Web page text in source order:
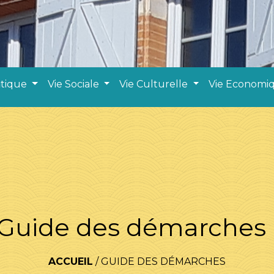
Vie Sociale Vie Culturelle Vie
des démarches
ACCUEIL /GUIDE DES DÉMARCHES